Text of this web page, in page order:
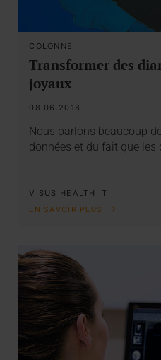
COLONNE
Transformer des
joyaux
08.06.2018
Nous parlons beaucoup
données et du fait que
VISUS HEALTH IT
EN SAVOIR PLUS